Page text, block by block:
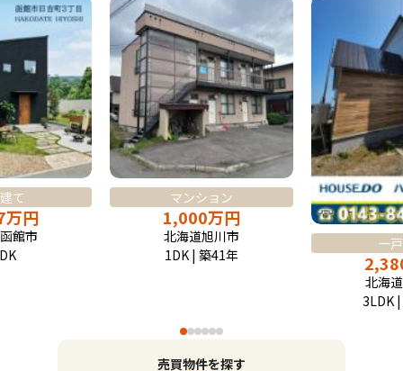
て
万円
館市
マンション
1,000万円
北海道旭川市
1DK | 築41年
一
北海
3LDK
売買物件を探す